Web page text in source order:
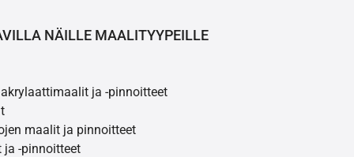
NÄILLE MAALITYYPEILLE
ja -pinnoitteet
maalit ja pinnoitteet
ja -pinnoitteet